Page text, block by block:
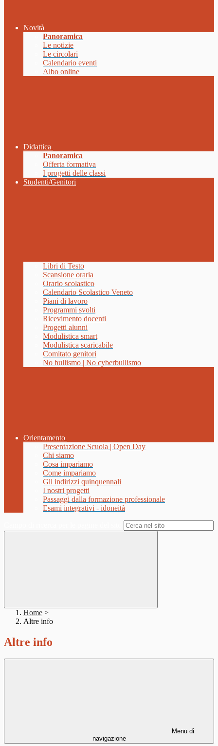
Novità
Panoramica
Le notizie
Le circolari
Calendario eventi
Albo online
Didattica
Panoramica
Offerta formativa
I progetti delle classi
Studenti/Genitori
Libri di Testo
Scansione oraria
Orario scolastico
Calendario Scolastico Veneto
Piani di lavoro
Programmi svolti
Ricevimento docenti
Progetti alunni
Modulistica smart
Modulistica scaricabile
Comitato genitori
No bullismo | No cyberbullismo
Orientamento
Presentazione Scuola | Open Day
Chi siamo
Cosa impariamo
Come impariamo
Gli indirizzi quinquennali
I nostri progetti
Passaggi dalla formazione professionale
Esami integrativi - idoneità
Home >
Altre info
Altre info
Menu di
navigazione